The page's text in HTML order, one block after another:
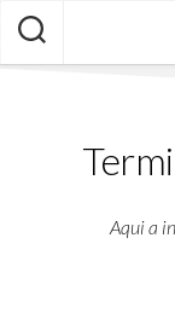
Skip
content
Aqui a